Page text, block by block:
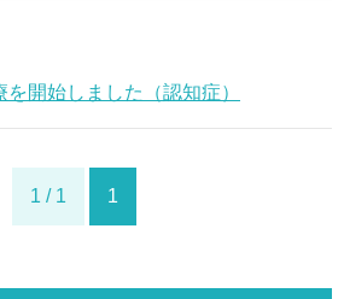
開始しました（認知症）
1 / 1 1